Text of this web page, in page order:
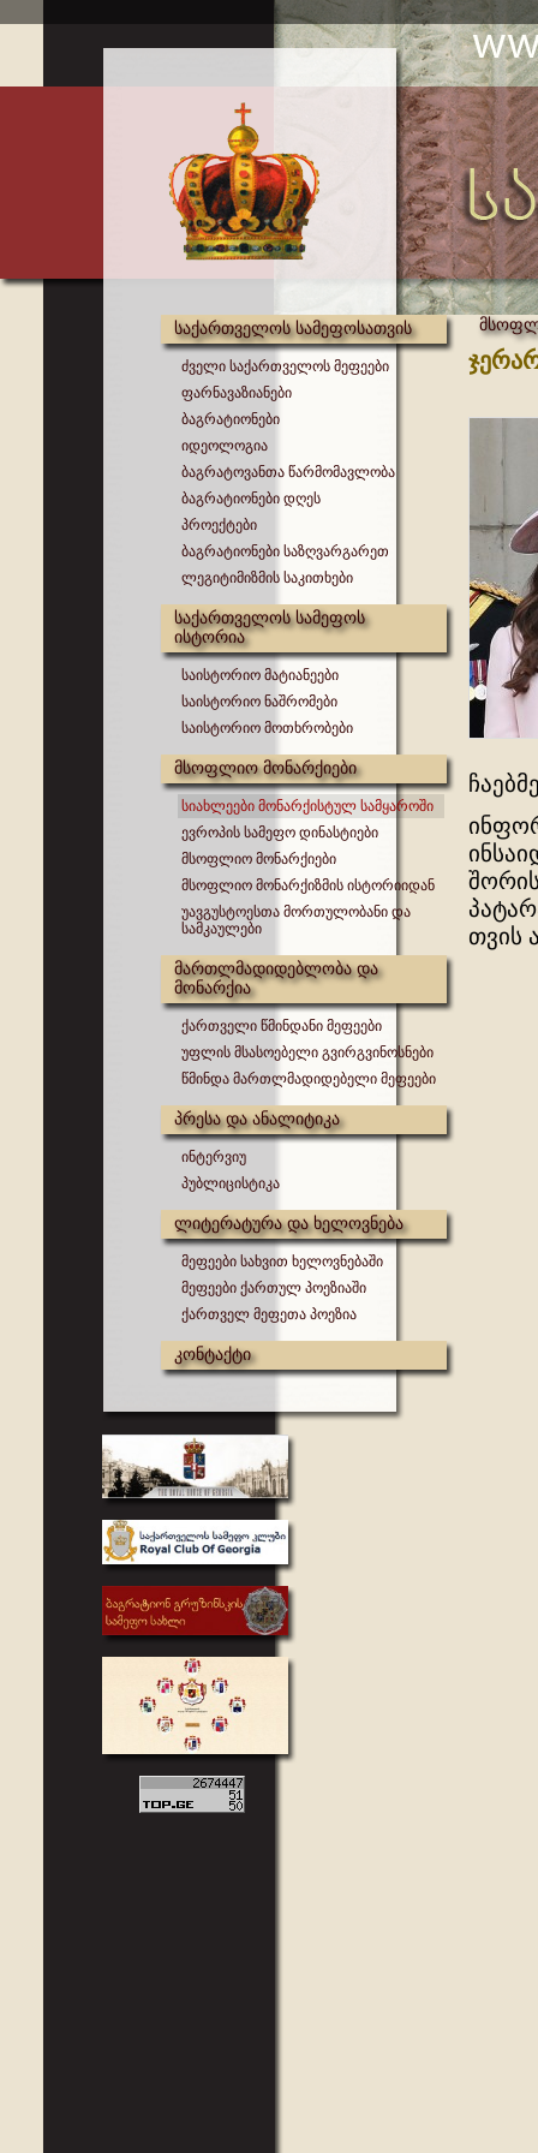
საქართველოს სამეფოსათვის
ძველი საქართველოს მეფეები
ფარნავაზიანები
ბაგრატიონები
იდეოლოგია
ბაგრატოვანთა წარმომავლობა
ბაგრატიონები დღეს
პროექტები
ბაგრატიონები საზღვარგარეთ
ლეგიტიმიზმის საკითხები
საქართველოს სამეფოს
ისტორია
საისტორიო მატიანეები
საისტორიო ნაშრომები
საისტორიო მოთხრობები
მსოფლიო მონარქიები
სიახლეები მონარქისტულ სამყაროში
ევროპის სამეფო დინასტიები
მსოფლიო მონარქიები
მსოფლიო მონარქიზმის ისტორიიდან
უავგუსტოესთა მორთულობანი და
სამკაულები
მართლმადიდებლობა და
მონარქია
ქართველი წმინდანი მეფეები
უფლის მსასოებელი გვირგვინოსნები
წმინდა მართლმადიდებელი მეფეები
პრესა და ანალიტიკა
ინტერვიუ
პუბლიცისტიკა
ლიტერატურა და ხელოვნება
მეფეები სახვით ხელოვნებაში
მეფეები ქართულ პოეზიაში
ქართველ მეფეთა პოეზია
კონტაქტი
თვის